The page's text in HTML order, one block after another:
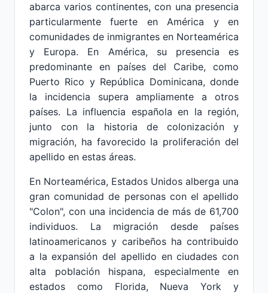
abarca varios continentes, con una presencia
particularmente fuerte en América y en
comunidades de inmigrantes en Norteamérica
y Europa. En América, su presencia es
predominante en países del Caribe, como
Puerto Rico y República Dominicana, donde
la incidencia supera ampliamente a otros
países. La influencia española en la región,
junto con la historia de colonización y
migración, ha favorecido la proliferación del
apellido en estas áreas.
En Norteamérica, Estados Unidos alberga una
gran comunidad de personas con el apellido
"Colon", con una incidencia de más de 61,700
individuos. La migración desde países
latinoamericanos y caribeños ha contribuido
a la expansión del apellido en ciudades con
alta población hispana, especialmente en
estados como Florida, Nueva York y